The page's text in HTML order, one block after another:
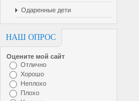
Одаренные дети
НАШ ОПРОС
Оцените мой сайт
Отлично
Хорошо
Неплохо
Плохо